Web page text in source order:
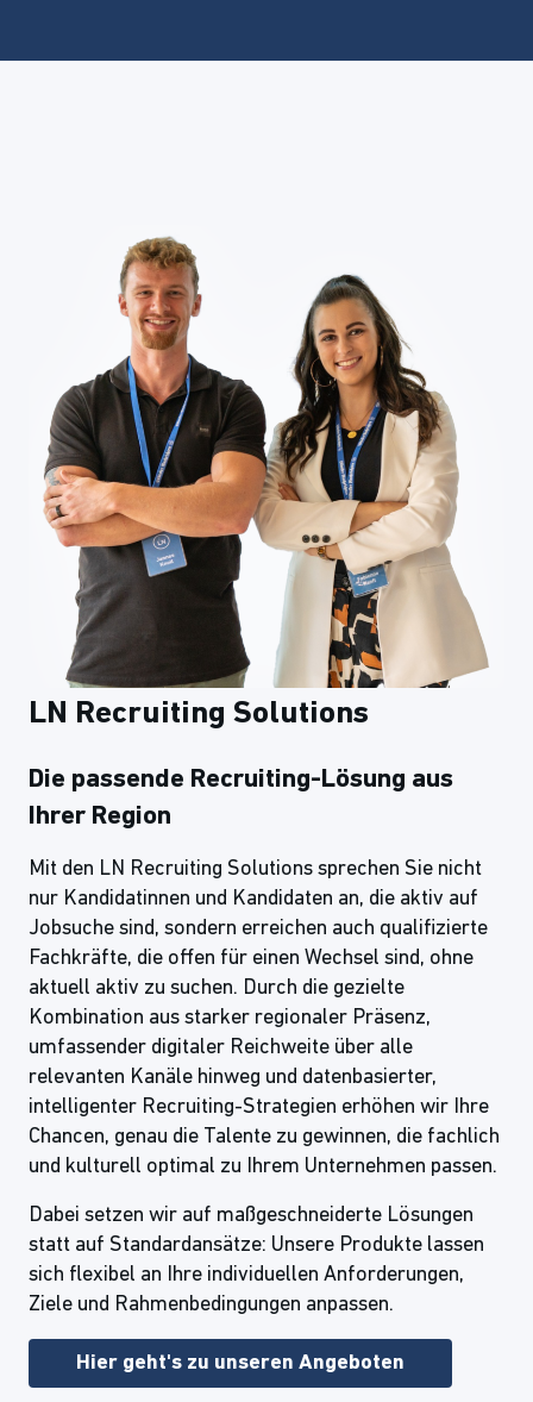
LN Recruiting Solutions
Die passende Recruiting-Lösung aus
Ihrer Region
Mit den LN Recruiting Solutions sprechen Sie nicht
nur Kandidatinnen und Kandidaten an, die aktiv auf
Jobsuche sind, sondern erreichen auch qualifizierte
Fachkräfte, die offen für einen Wechsel sind, ohne
aktuell aktiv zu suchen. Durch die gezielte
Kombination aus starker regionaler Präsenz,
umfassender digitaler Reichweite über alle
relevanten Kanäle hinweg und datenbasierter,
intelligenter Recruiting-Strategien erhöhen wir Ihre
Chancen, genau die Talente zu gewinnen, die fachlich
und kulturell optimal zu Ihrem Unternehmen passen.
Dabei setzen wir auf maßgeschneiderte Lösungen
statt auf Standardansätze: Unsere Produkte lassen
sich flexibel an Ihre individuellen Anforderungen,
Ziele und Rahmenbedingungen anpassen.
Hier geht's zu unseren Angeboten